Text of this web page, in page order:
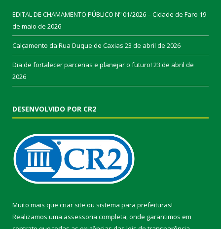
EDITAL DE CHAMAMENTO PÚBLICO Nº 01/2026 – Cidade de Faro 19
de maio de 2026
Calçamento da Rua Duque de Caxias 23 de abril de 2026
Dia de fortalecer parcerias e planejar o futuro! 23 de abril de
2026
DESENVOLVIDO POR CR2
Muito mais que criar site ou sistema para prefeituras!
Realizamos uma assessoria completa, onde garantimos em